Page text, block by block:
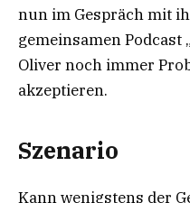
nun im Gespräch mit
gemeinsamen Podcast
Oliver noch immer
akzeptieren.
Szenario
Kann wenigstens der